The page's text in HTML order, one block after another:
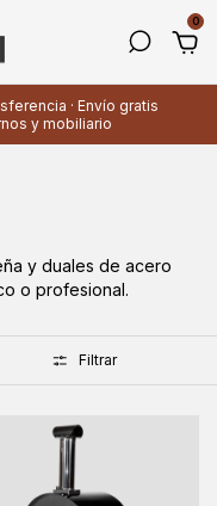
0
· Envío gratis
y mobiliario
y duales de acero
o profesional.
Filtrar